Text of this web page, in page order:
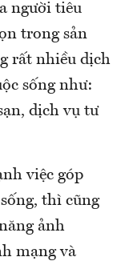
người tiêu
trong sản
rất nhiều dịch
sống như:
dịch vụ tư
việc góp
thì cũng
ảnh
mạng và